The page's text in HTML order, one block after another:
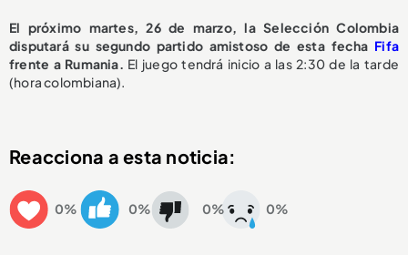
El próximo martes, 26 de marzo, la Selección Colombia
disputará su segundo partido amistoso de esta fecha Fifa
frente a Rumania. El juego tendrá inicio a las 2:30 de la tarde
(hora colombiana).
Reacciona a esta noticia:
0% 0% 0% 0%